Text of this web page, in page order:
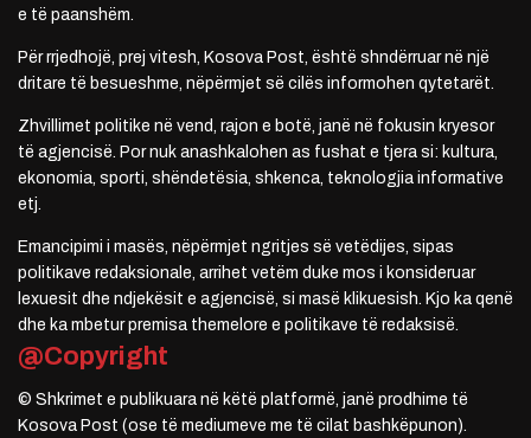
e të paanshëm.
Për rrjedhojë, prej vitesh, Kosova Post, është shndërruar në një
dritare të besueshme, nëpërmjet së cilës informohen qytetarët.
Zhvillimet politike në vend, rajon e botë, janë në fokusin kryesor
të agjencisë. Por nuk anashkalohen as fushat e tjera si: kultura,
ekonomia, sporti, shëndetësia, shkenca, teknologjia informative
etj.
Emancipimi i masës, nëpërmjet ngritjes së vetëdijes, sipas
politikave redaksionale, arrihet vetëm duke mos i konsideruar
lexuesit dhe ndjekësit e agjencisë, si masë klikuesish. Kjo ka qenë
dhe ka mbetur premisa themelore e politikave të redaksisë.
@Copyright
© Shkrimet e publikuara në këtë platformë, janë prodhime të
Kosova Post (ose të mediumeve me të cilat bashkëpunon).